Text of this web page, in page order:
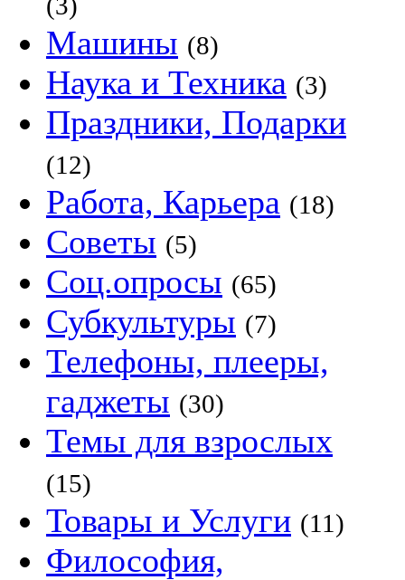
Машины (8)
Наука и Техника (3)
Праздники, Подарки
(12)
Работа, Карьера (18)
Советы (5)
Соц.опросы (65)
Субкультуры (7)
Телефоны, плееры,
гаджеты (30)
Темы для взрослых
(15)
Товары и Услуги (11)
Философия,